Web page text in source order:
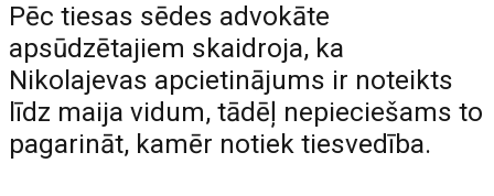
Pēc tiesas sēdes advokāte
apsūdzētajiem skaidroja, ka
Nikolajevas apcietinājums ir noteikts
līdz maija vidum, tādēļ nepieciešams to
pagarināt, kamēr notiek tiesvedība.